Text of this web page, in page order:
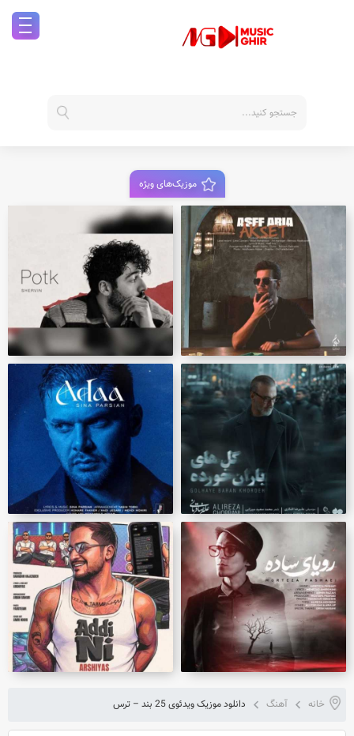
موزیک‌های ویژه
خانه آهنگ دانلود موزیک ویدئوی 25 بند – ترس